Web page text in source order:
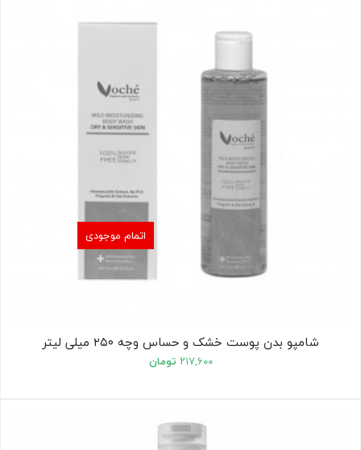
اتمام موجودی
شامپو بدن پوست خشک و حساس وچه ۲۵۰ میلی لیتر
۲۱۷,۶۰۰ تومان